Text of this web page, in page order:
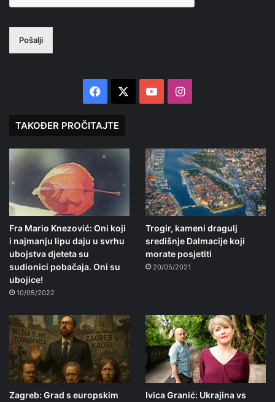
Pošalji
Facebook YouTubeInstagram
TAKOĐER PROČITAJTE
Fra Mario Knezović: Oni koji
i najmanju lipu daju u svrhu
ubojstva djeteta su
sudionici pobačaja. Oni su
ubojice!
10/05/2022
Trogir, kameni dragulj
središnje Dalmacije koji
morate posjetiti
20/05/2021
Zagreb: Grad s europskim
Ivica Granić: Ukrajina vs